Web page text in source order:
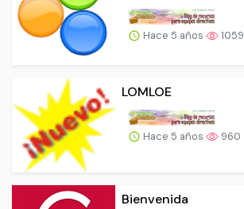
Hace 5 años 1059
LOMLOE
Hace 5 años 960
Bienvenida